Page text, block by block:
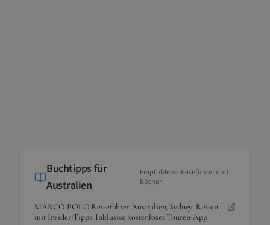
Buchtipps für
Australien
Empfohlene Reiseführer und
Bücher
MARCO POLO Reiseführer Australien, Sydney: Reisen
mit Insider-Tipps. Inklusive kostenloser Touren-App